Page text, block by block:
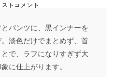
トコメント
パンツに、黒インナーを
淡色だけでまとめず、首
で、ラフになりすぎず大
に仕上がります。